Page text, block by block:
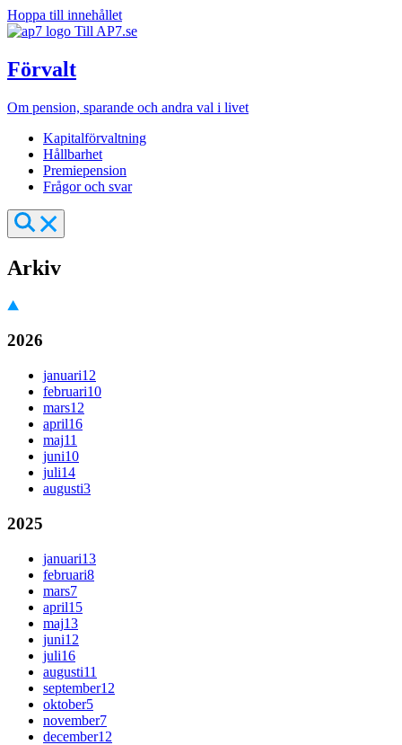
Hoppa till innehållet
Till AP7.se
Förvalt
Om pension, sparande och andra val i livet
Kapitalförvaltning
Hållbarhet
Premiepension
Frågor och svar
Arkiv
2026
januari12
februari10
mars12
april16
maj11
juni10
juli14
augusti3
2025
januari13
februari8
mars7
april15
maj13
juni12
juli16
augusti11
september12
oktober5
november7
december12